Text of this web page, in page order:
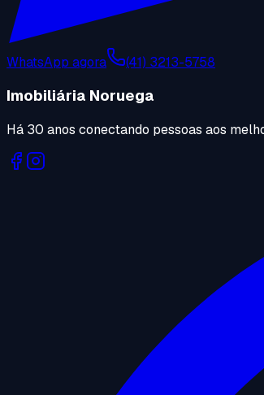
WhatsApp agora (41) 3213-5758
Imobiliária Noruega
Há 30 anos conectando pessoas aos